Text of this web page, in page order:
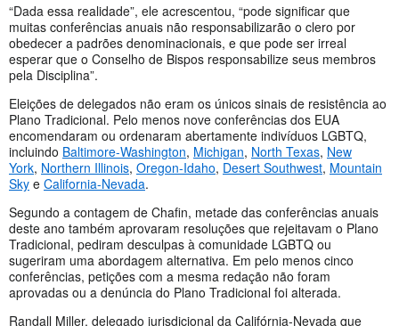
“Dada essa realidade”, ele acrescentou, “pode significar que
muitas conferências anuais não responsabilizarão o clero por
obedecer a padrões denominacionais, e que pode ser irreal
esperar que o Conselho de Bispos responsabilize seus membros
pela Disciplina”.
Eleições de delegados não eram os únicos sinais de resistência ao
Plano Tradicional. Pelo menos nove conferências dos EUA
encomendaram ou ordenaram abertamente indivíduos LGBTQ,
incluindo Baltimore-Washington, Michigan, North Texas, New
York, Northern Illinois, Oregon-Idaho, Desert Southwest, Mountain
Sky e California-Nevada.
Segundo a contagem de Chafin, metade das conferências anuais
deste ano também aprovaram resoluções que rejeitavam o Plano
Tradicional, pediram desculpas à comunidade LGBTQ ou
sugeriram uma abordagem alternativa. Em pelo menos cinco
conferências, petições com a mesma redação não foram
aprovadas ou a denúncia do Plano Tradicional foi alterada.
Randall Miller, delegado jurisdicional da Califórnia-Nevada que